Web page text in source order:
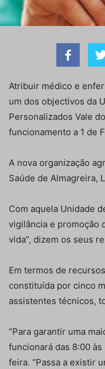
Atribuir médico e
um dos objectivos da
Personalizados Vale
funcionamento a 1 de
A nova organização
Saúde de Almagreira,
Com aquela Unidade
vigilância e promoção
vida”, dizem os seus
Em termos de
constituída por cinco
assistentes técnicos,
“Para garantir uma
funcionará das 8:00
feira. “Passa a existir